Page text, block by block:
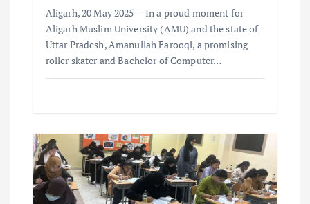
Aligarh, 20 May 2025 — In a proud moment for
Aligarh Muslim University (AMU) and the state of
Uttar Pradesh, Amanullah Farooqi, a promising
roller skater and Bachelor of Computer…